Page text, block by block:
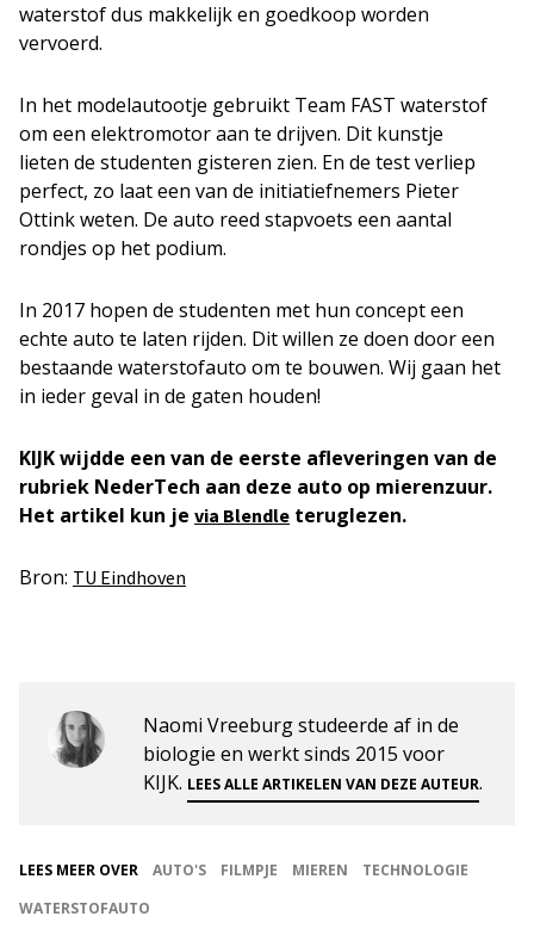
waterstof dus makkelijk en goedkoop worden
vervoerd.
In het modelautootje gebruikt Team FAST waterstof
om een elektromotor aan te drijven. Dit kunstje
lieten de studenten gisteren zien. En de test verliep
perfect, zo laat een van de initiatiefnemers Pieter
Ottink weten. De auto reed stapvoets een aantal
rondjes op het podium.
In 2017 hopen de studenten met hun concept een
echte auto te laten rijden. Dit willen ze doen door een
bestaande waterstofauto om te bouwen. Wij gaan het
in ieder geval in de gaten houden!
KIJK wijdde een van de eerste afleveringen van de
rubriek NederTech aan deze auto op mierenzuur.
Het artikel kun je via Blendle teruglezen.
Bron: TU Eindhoven
Naomi Vreeburg studeerde af in de
biologie en werkt sinds 2015 voor
KIJK. LEES ALLE ARTIKELEN VAN DEZE AUTEUR.
LEES MEER OVER AUTO'S FILMPJE MIEREN
TECHNOLOGIE
WATERSTOFAUTO